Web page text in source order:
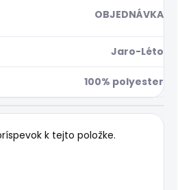
OBJEDNÁVKA
Jaro-Léto
100% polyester
k tejto položke.